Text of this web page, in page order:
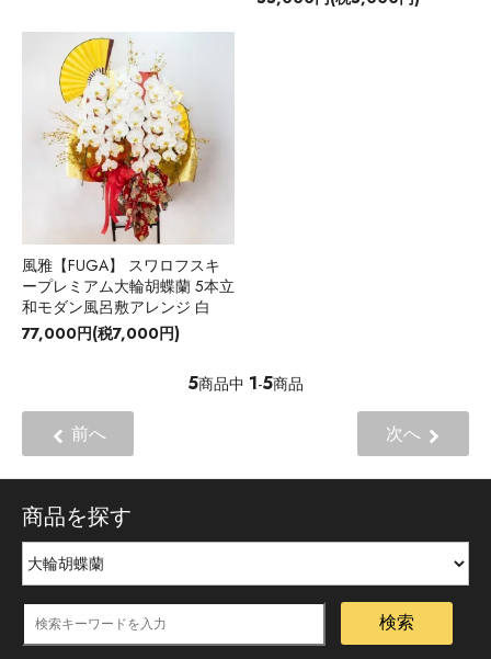
風雅【FUGA】 スワロフスキ
ープレミアム大輪胡蝶蘭 5本立
和モダン風呂敷アレンジ 白
77,000円(税7,000円)
5商品中 1-5商品
前へ 次へ
商品を探す
検索